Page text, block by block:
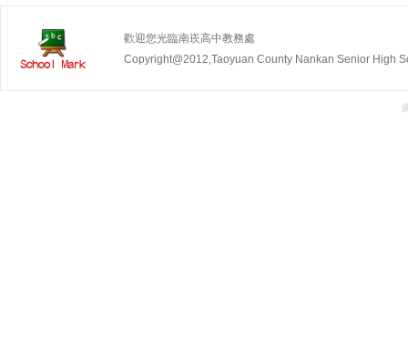
歡迎您光臨南崁高中教務處
Copyright@2012,Taoyuan County Nankan Senior High